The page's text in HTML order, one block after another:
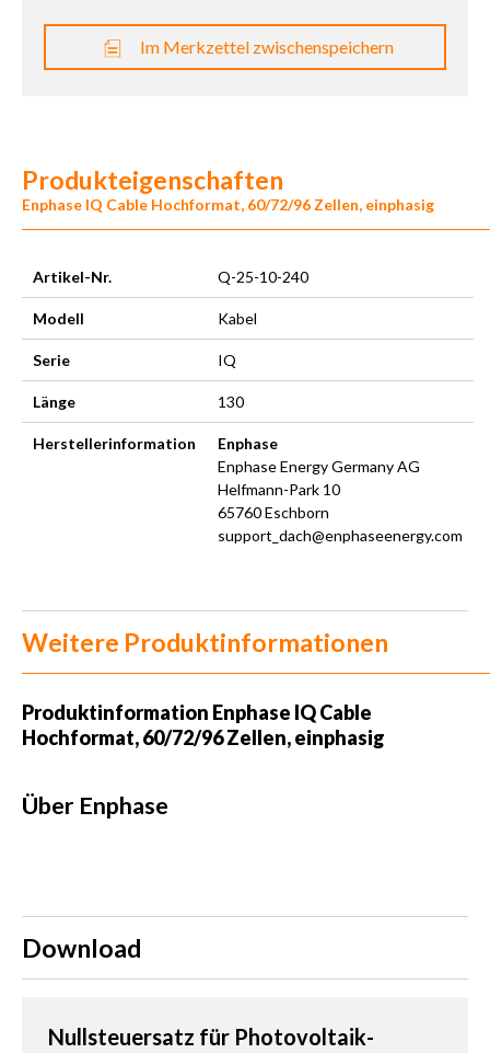
Im Merkzettel zwischenspeichern
Produkteigenschaften
Enphase IQ Cable Hochformat, 60/72/96 Zellen, einphasig
Artikel-Nr. Q-25-10-240
Modell Kabel
Serie IQ
Länge 130
Herstellerinformation
Enphase
Enphase Energy Germany AG
Helfmann-Park 10
65760 Eschborn
support_dach@enphaseenergy.com
Weitere Produktinformationen
Produktinformation Enphase IQ Cable
Hochformat, 60/72/96 Zellen, einphasig
Über Enphase
Download
Nullsteuersatz für Photovoltaik-